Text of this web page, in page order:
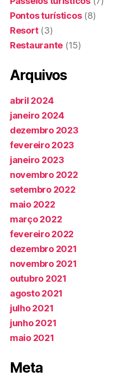
Pontos turísticos(8)
Resort(3)
Restaurante (15)
Arquivos
abril 2024
janeiro 2024
dezembro 2023
fevereiro 2023
janeiro 2023
novembro 2022
setembro 2022
maio 2022
março 2022
fevereiro 2022
dezembro 2021
novembro 2021
outubro 2021
agosto 2021
julho 2021
junho 2021
maio 2021
Meta